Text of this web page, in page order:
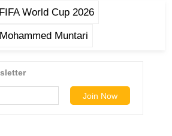
FIFA World Cup 2026
Mohammed Muntari